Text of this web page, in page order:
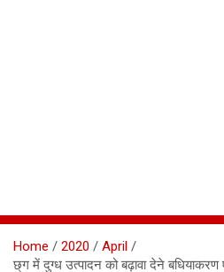
Home 2020
April
छ्ग में दुग्ध उत्पादन को बढ़ावा देने बधियाकरण